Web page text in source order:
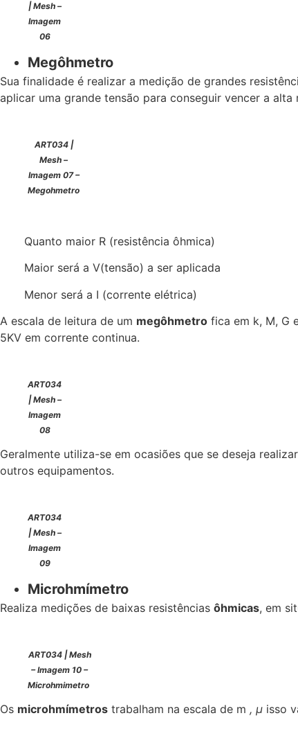
| Mesh –
Imagem
06
Megôhmetro
Sua finalidade é realizar a medição de grandes
aplicar uma grande tensão para conseguir vencer a
ART034 |
Mesh –
Imagem 07 –
Megohmetro
Quanto maior R (resistência ôhmica)
Maior será a V(tensão) a ser aplicada
Menor será a I (corrente elétrica)
A escala de leitura de um megôhmetro fica em k, M, G
5KV em corrente continua.
ART034
| Mesh –
Imagem
08
Geralmente utiliza-se em ocasiões que se deseja
outros equipamentos.
ART034
| Mesh –
Imagem
09
Microhmímetro
Realiza medições de baixas resistências ôhmicas, em
ART034 | Mesh
– Imagem 10 –
Microhmimetro
Os microhmímetros trabalham na escala de m , µ isso